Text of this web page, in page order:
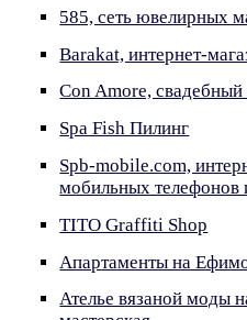
585, сеть ювелирных
Barakat, интернет-
Con Amore, свадебный
Spa Fish Пилинг
Spb-mobile.com,
мобильных телефонов
TITO Graffiti Shop
Апартаменты на
Ателье вязаной моды